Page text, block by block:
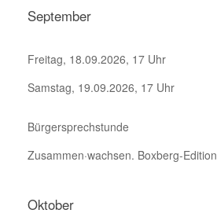
September
Freitag, 18.09.2026, 17 Uhr
Samstag, 19.09.2026, 17 Uhr
Bürgersprechstunde
Zusammen·wachsen. Boxberg-Edition
Oktober